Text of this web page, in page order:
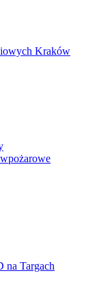
Kraków
na Targach